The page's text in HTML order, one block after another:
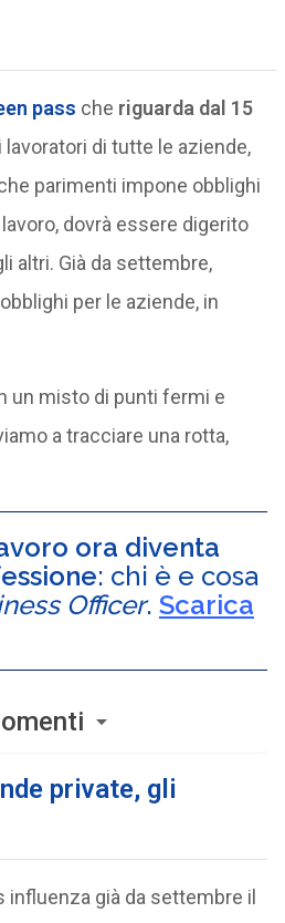
pass che riguarda dal 15
lavoratori di tutte le aziende,
parimenti impone obblighi
dovrà essere digerito
altri. Già da settembre,
per le aziende, in
un misto di punti fermi e
a tracciare una rotta,
ora diventa
: chi è e cosa
Officer. Scarica
private, gli
influenza già da settembre il